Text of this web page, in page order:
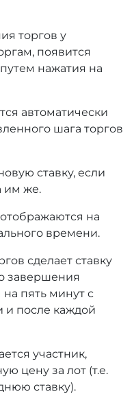
торгов у
появится
нажатия на
автоматически
шага торгов
ставку, если
им же.
на
времени.
сделает ставку
завершения
на пять минут с
и после каждой
участник,
цену за лот (т.е.
ставку).